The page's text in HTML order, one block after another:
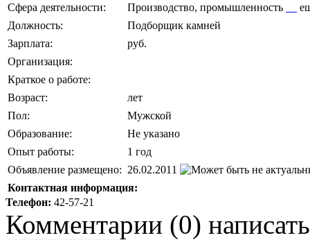
Сфера деятельности: Производство, промышленность
Должность:
Подборщик камней
Зарплата:
руб.
Организация:
Краткое о работе:
Возраст:
лет
Пол:
Мужской
Образование:
Не указано
Опыт работы:
1 год
Объявление размещено: 26.02.2011
Контактная информация:
Телефон: 42-57-21
Комментарии (0) написать